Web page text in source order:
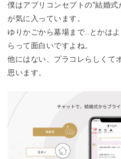
僕はアプリコンセプトの“結婚
が気に入っています。
ゆりかごから墓場まで…とかは
らって面白いですよね。
他にはない、プラコレらしくて
思います。